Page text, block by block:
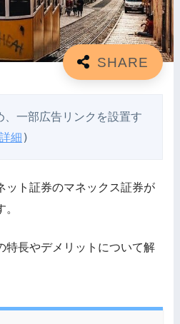
一部広告リンクを設置す
詳細 )
ット証券のマネックス証券が
特長やデメリットについて解